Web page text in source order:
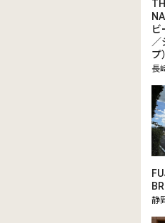
ビ
／
プ）
長
静